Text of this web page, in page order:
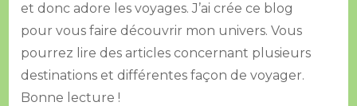
et donc adore les voyages. J’ai crée ce blog
pour vous faire découvrir mon univers. Vous
pourrez lire des articles concernant plusieurs
destinations et différentes façon de voyager.
Bonne lecture !